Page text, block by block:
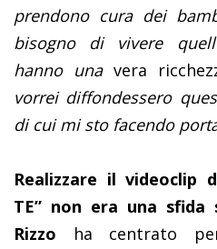
prendono cura dei
bisogno di vivere
hanno unavera
vorrei diffondessero
di cui mi sto facendo
Realizzare il videoclip
TE” non era una sfida
Rizzo ha centrato